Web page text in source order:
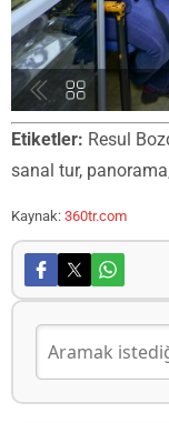
Etiketler: Resul
sanal tur,
Kaynak: 360tr.com